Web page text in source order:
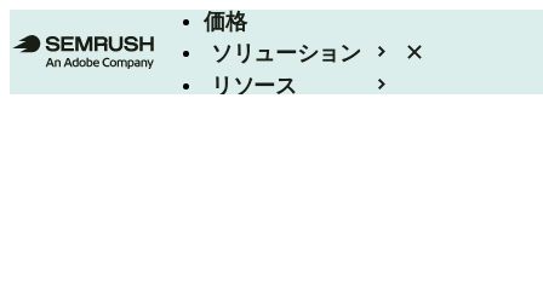
価格
ソリューション
リソース